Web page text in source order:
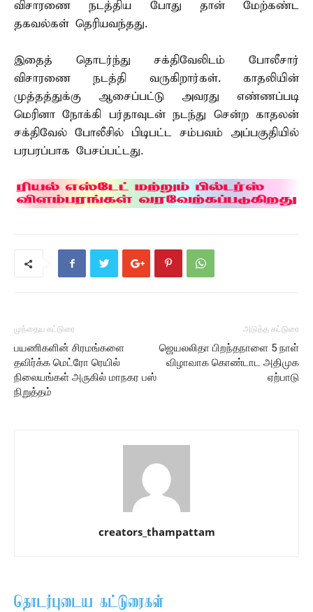
விசாரணை நடத்திய போது தான் மேற்கண்ட
தகவல்கள் தெரியவந்தது.
இதைத் தொடர்ந்து சக்திவேலிடம் போலீசார்
விசாரணை நடத்தி வருகிறார்கள். காதலியின்
முத்தத்துக்கு ஆசைப்பட்டு அவரது எண்ணப்படி
மெரினா நோக்கி பர்தாவுடன் நடந்து சென்ற காதலன்
சக்திவேல் போலீசில் பிடிபட்ட சம்பவம் அப்பகுதியில்
பரபரப்பாக பேசப்பட்டது.
முந்தைய கட்டுரை
பயணிகளின் சிரமங்களை
தவிர்க்க மெட்ரோ ரெயில்
நிலையங்கள் அருகில் மாநகர பஸ்
நிறுத்தம்
அடுத்த கட்டுரை
ஜெயலலிதா பிறந்தநாளை 5 நாள்
விழாவாக கொண்டாட அதிமுக
ஏற்பாடு
creators_thampattam
தொடர்புடைய கட்டுரைகள்